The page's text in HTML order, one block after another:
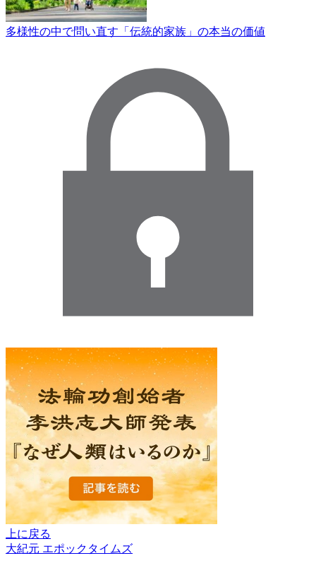
多様性の中で問い直す「伝統的家族」の本当の価値
上に戻る
大紀元 エポックタイムズ